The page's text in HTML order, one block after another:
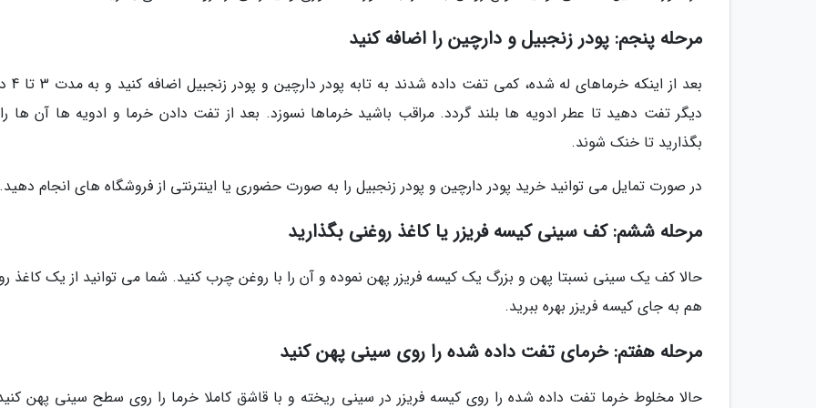
مرحله پنجم: پودر زنجبیل و دارچین را اضافه کنید
بعد از
دیگر تفت دهید تا عطر ادویه ها بلند گردد. مراقب باشید خرماها نسوزد. بعد از تفت دادن خرما و ادویه ها آن ها را
بگذارید تا خنک شوند.
در صورت تمایل می توانید خرید پودر دارچین و پودر زنجبیل را به صورت حضوری یا اینترنتی از فروشگاه های انجام دهید.
مرحله ششم: کف سینی کیسه فریزر یا کاغذ روغنی بگذارید
حالا کف یک سینی نسبتا پهن و بزرگ یک کیسه فریزر پهن نموده و آن را با روغن چرب کنید. شما می توانید از یک کاغذ
هم به جای کیسه فریزر بهره ببرید.
مرحله هفتم: خرمای تفت داده شده را روی سینی پهن کنید
حالا مخلوط خرما تفت داده شده را روی کیسه فریزر در سینی ریخته و با قاشق کاملا خرما را روی سطح سینی پهن